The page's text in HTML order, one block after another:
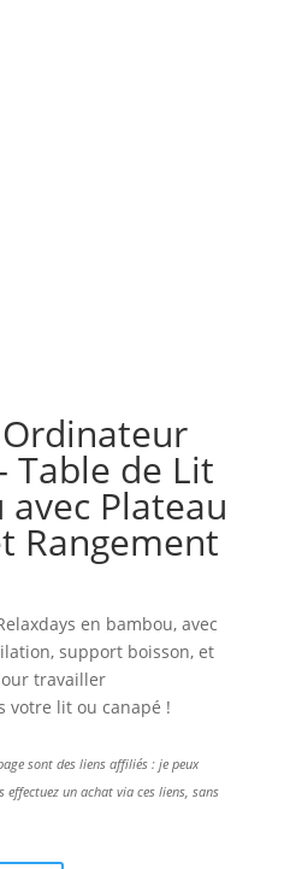
Table de Lit
Plateau
Rangement
en bambou, avec
support boisson, et
travailler
votre lit ou canapé !
sont des liens affiliés : je peux
un achat via ces liens, sans